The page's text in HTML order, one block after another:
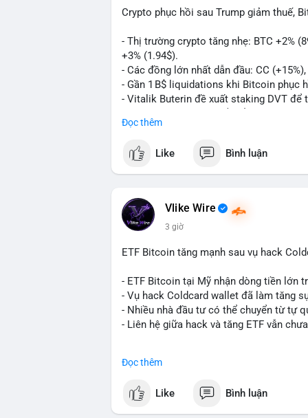
BTC này đổ vào ví sàn giao dịch, khả
#11dot3377btc
Crypto phục hồi sau Trump giảm thuế,
- Thị trường crypto tăng nhẹ: BTC +2%
+3% (1.94$).
- Các đồng lớn nhất dẫn đầu: CC (+15%),
- Gần 1 B$ liquidations khi Bitcoin phục
- Vitalik Buterin đề xuất staking DVT để
- Thượng viện Mỹ tiến hành dự thảo
dụng giá trị giảm để bù đắp biến động.
- Cơ quan quản lý Hồng Kông bắt đầu
- Tòa án Nga công nhận crypto là tài
dân sự.
- Trump hy vọng ký luật cơ cấu thị
Ethereum.
lương bằng BTC.
#binancesquare #cryptonews #btc #eth
📰 Nguồn: Decrypt
Đọc thêm
Like Bình luận
Vlike Wire
3 giờ
ETF Bitcoin tăng mạnh sau vụ hack
- ETF Bitcoin tại Mỹ nhận dòng tiền lớn
- Vụ hack Coldcard wallet đã làm tăng
- Nhiều nhà đầu tư có thể chuyển từ tự
- Liên hệ giữa hack và tăng ETF vẫn
#vlikevn #titanbot
Đọc thêm
Like Bình luận